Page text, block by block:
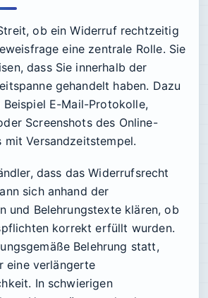
ob ein Widerruf rechtzeitig
eine zentrale Rolle. Sie
dass Sie innerhalb der
gehandelt haben. Dazu
Beispiel E-Mail-Protokolle,
Screenshots des Online-
mit Versandzeitstempel.
dass das Widerrufsrecht
sich anhand der
und Belehrungstexte klären, ob
korrekt erfüllt wurden.
Belehrung statt,
eine verlängerte
In schwierigen